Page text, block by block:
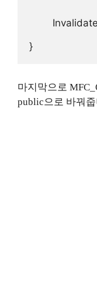
Invalidate(
}
마지막으로
public으로 바꿔